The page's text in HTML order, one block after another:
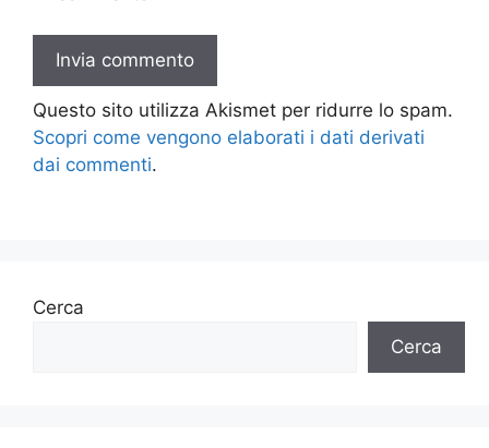
Questo sito utilizza Akismet per ridurre lo spam.
Scopri come vengono elaborati i dati derivati
dai commenti.
Cerca
Cerca